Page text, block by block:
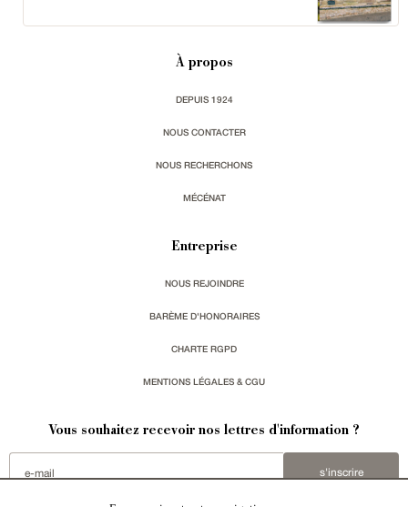
À propos
DEPUIS 1924
NOUS CONTACTER
NOUS RECHERCHONS
MÉCÉNAT
Entreprise
NOUS REJOINDRE
BARÈME D'HONORAIRES
CHARTE RGPD
MENTIONS LÉGALES & CGU
Vous souhaitez recevoir nos lettres d'information ?
s'inscrire